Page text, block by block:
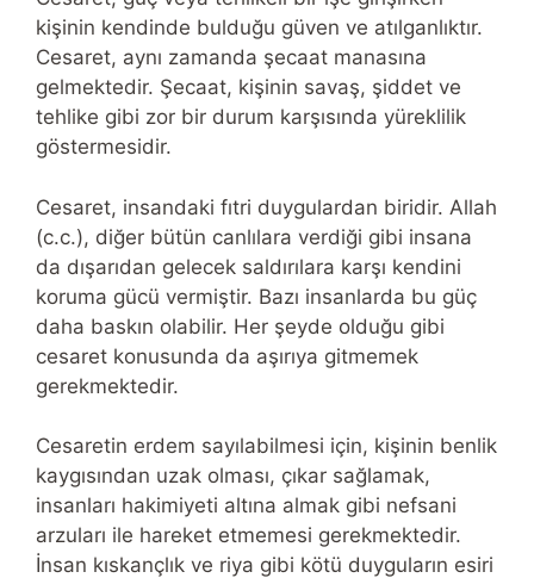
kişinin kendinde bulduğu güven ve atılganlıktır.
Cesaret, aynı zamanda şecaat manasına
gelmektedir. Şecaat, kişinin savaş, şiddet ve
tehlike gibi zor bir durum karşısında yüreklilik
göstermesidir.
Cesaret, insandaki fıtri duygulardan biridir. Allah
(c.c.), diğer bütün canlılara verdiği gibi insana
da dışarıdan gelecek saldırılara karşı kendini
koruma gücü vermiştir. Bazı insanlarda bu güç
daha baskın olabilir. Her şeyde olduğu gibi
cesaret konusunda da aşırıya gitmemek
gerekmektedir.
Cesaretin erdem sayılabilmesi için, kişinin benlik
kaygısından uzak olması, çıkar sağlamak,
insanları hakimiyeti altına almak gibi nefsani
arzuları ile hareket etmemesi gerekmektedir.
İnsan kıskançlık ve riya gibi kötü duyguların esiri